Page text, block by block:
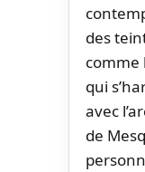
des
comme
qui
avec
de